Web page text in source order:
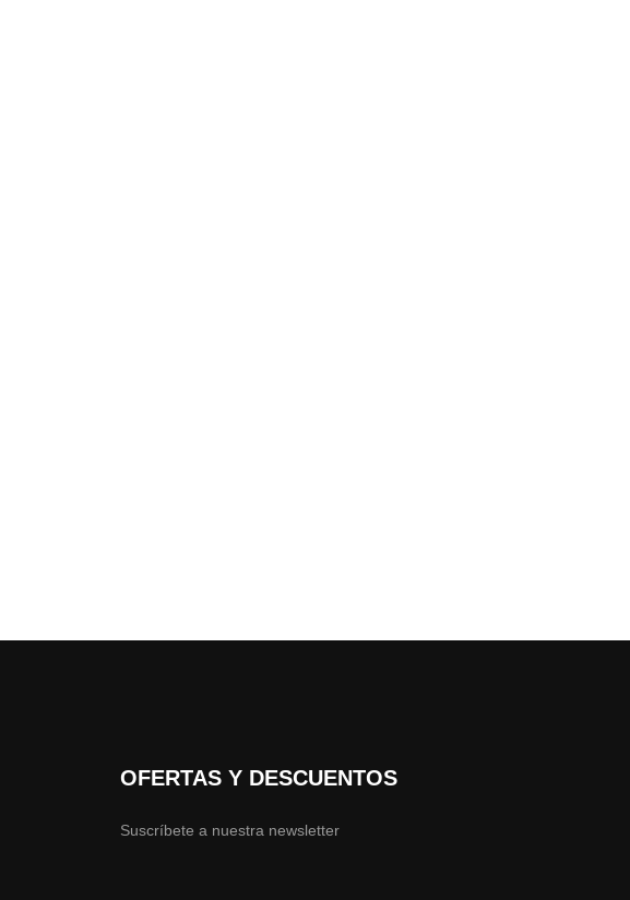
OFERTAS Y DESCUENTOS
Suscríbete a nuestra newsletter